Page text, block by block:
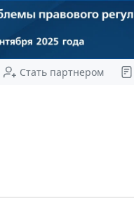
Стать партнером